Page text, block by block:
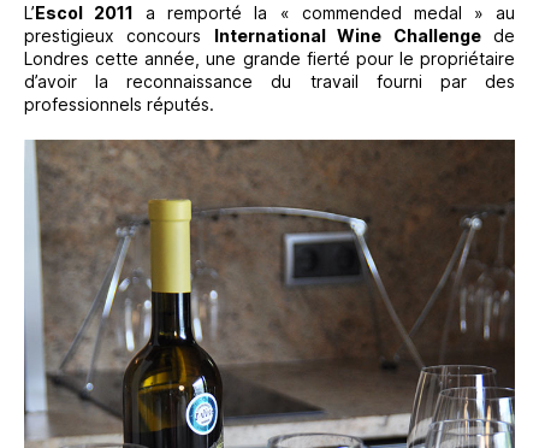
L’Escol 2011 a remporté la « commended medal » au
prestigieux concours International Wine Challengede
Londres cette année, une grande fierté pour le propriétaire
d’avoir la reconnaissance du travail fourni par des
professionnels réputés.